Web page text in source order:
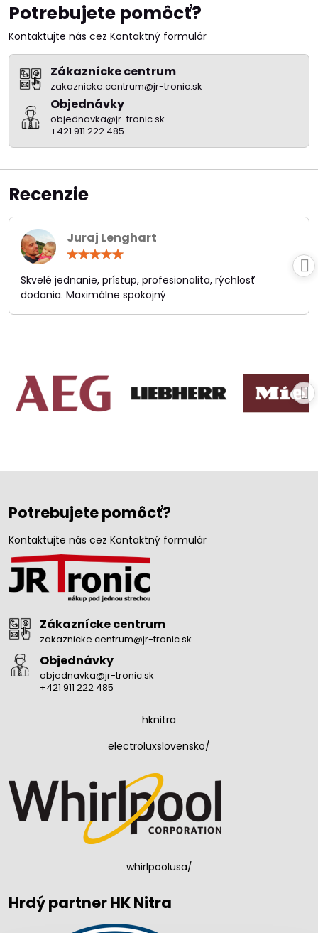
Potrebujete pomôcť?
Kontaktujte nás cez Kontaktný formulár
Zákaznícke centrum
zakaznicke.centrum@jr-tronic.sk
Objednávky
objednavka@jr-tronic.sk
+421 911 222 485
Recenzie
Juraj Lenghart
/
5
Skvelé jednanie, prístup, profesionalita, rýchlosť
dodania. Maximálne spokojný
Potrebujete pomôcť?
Kontaktujte nás cez Kontaktný formulár
Zákaznícke centrum
zakaznicke.centrum@jr-tronic.sk
Objednávky
objednavka@jr-tronic.sk
+421 911 222 485
hknitra
electroluxslovensko/
whirlpoolusa/
Hrdý partner HK Nitra